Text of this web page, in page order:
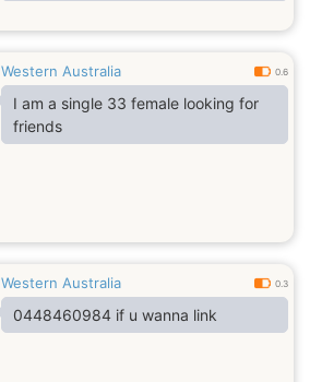
generous to those I care about. I
believe it's not the quantity of time
time spent together.I can be shy at
first, but watch out once I get to
know you. I have a wonderful life,
but would love to have someone to
Western Australia 0.6
I am a single 33 female looking for
friends
Western Australia 0.3
0448460984 if u wanna link